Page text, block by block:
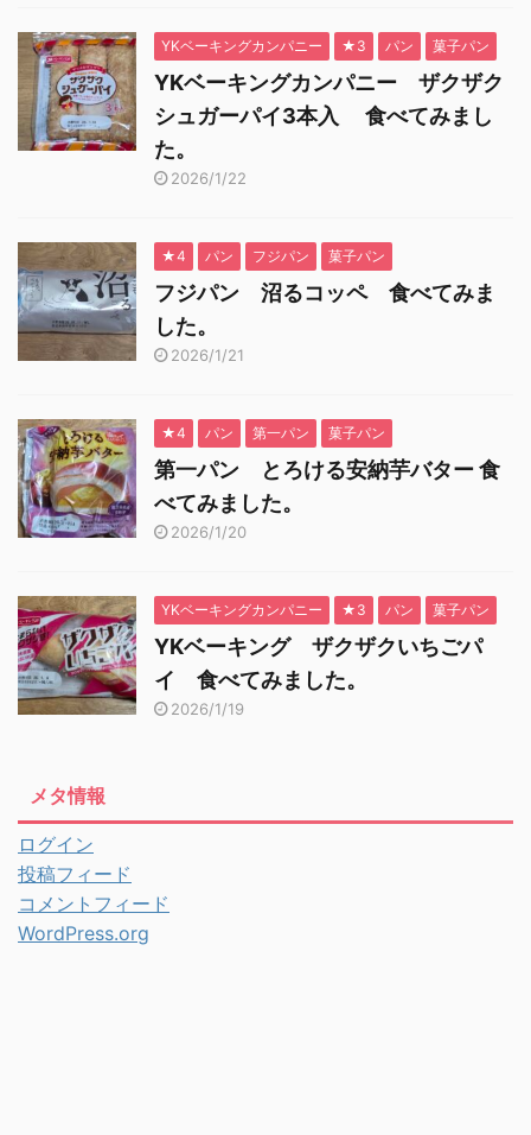
YKベーキングカンパニー ★3 パン 菓子パン
YKベーキングカンパニー ザクザク
シュガーパイ3本入 食べてみまし
た。
2026/1/22
★4 パン フジパン 菓子パン
フジパン 沼るコッペ 食べてみま
した。
2026/1/21
★4 パン 第一パン 菓子パン
第一パン とろける安納芋バター 食
べてみました。
2026/1/20
YKベーキングカンパニー ★3 パン 菓子パン
YKベーキング ザクザクいちごパ
イ 食べてみました。
2026/1/19
メタ情報
ログイン
投稿フィード
コメントフィード
WordPress.org